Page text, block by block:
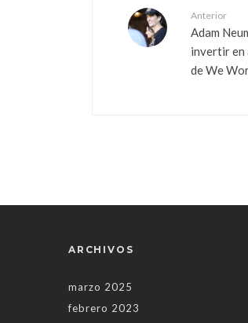
Anterior
Adam
invertir en
de We
ARCHIVOS
marzo 2025
febrero 2023